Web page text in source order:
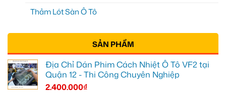
Thảm Lót Sàn Ô Tô
SẢN PHẨM
Địa Chỉ Dán Phim Cách Nhiệt Ô Tô VF2 tại
Quận 12 - Thi Công Chuyên Nghiệp
2.400.000₫